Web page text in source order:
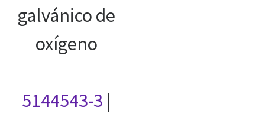
galvánico de
oxígeno
5144543-3 |